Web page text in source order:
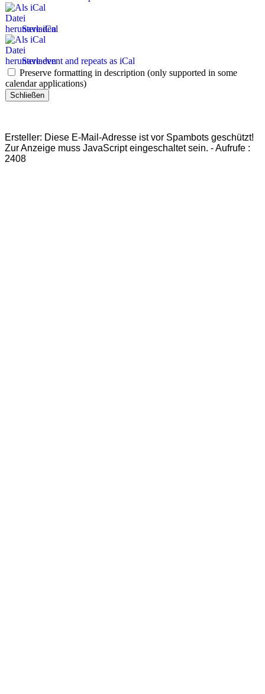
Save iCal
Save event and repeats as iCal
Preserve formatting in description (only supported in some
calendar applications)
Schließen
Ersteller: Diese E-Mail-Adresse ist vor Spambots geschützt!
Zur Anzeige muss JavaScript eingeschaltet sein. -Aufrufe :
2408